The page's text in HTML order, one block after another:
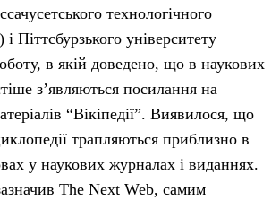
технологічного
Піттсбурзького університету
в якій доведено, що в наукових
з’являються посилання на
“Вікіпедії”. Виявилося, що
трапляються приблизно в
у наукових журналах і виданнях.
The Next Web, самим